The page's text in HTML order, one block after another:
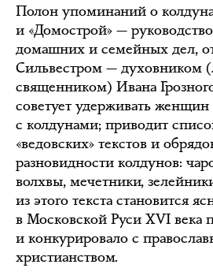
Полон упоминаний о
и «Домострой» —
домашних и семейных дел,
Сильвестром — духовником
священником) Ивана
советует удерживать
с колдунами; приводит
«ведовских» текстов и
разновидности колдунов:
волхвы, мечетники,
из этого текста становится
в Московской Руси XVI века
и конкурировало с
христианством.